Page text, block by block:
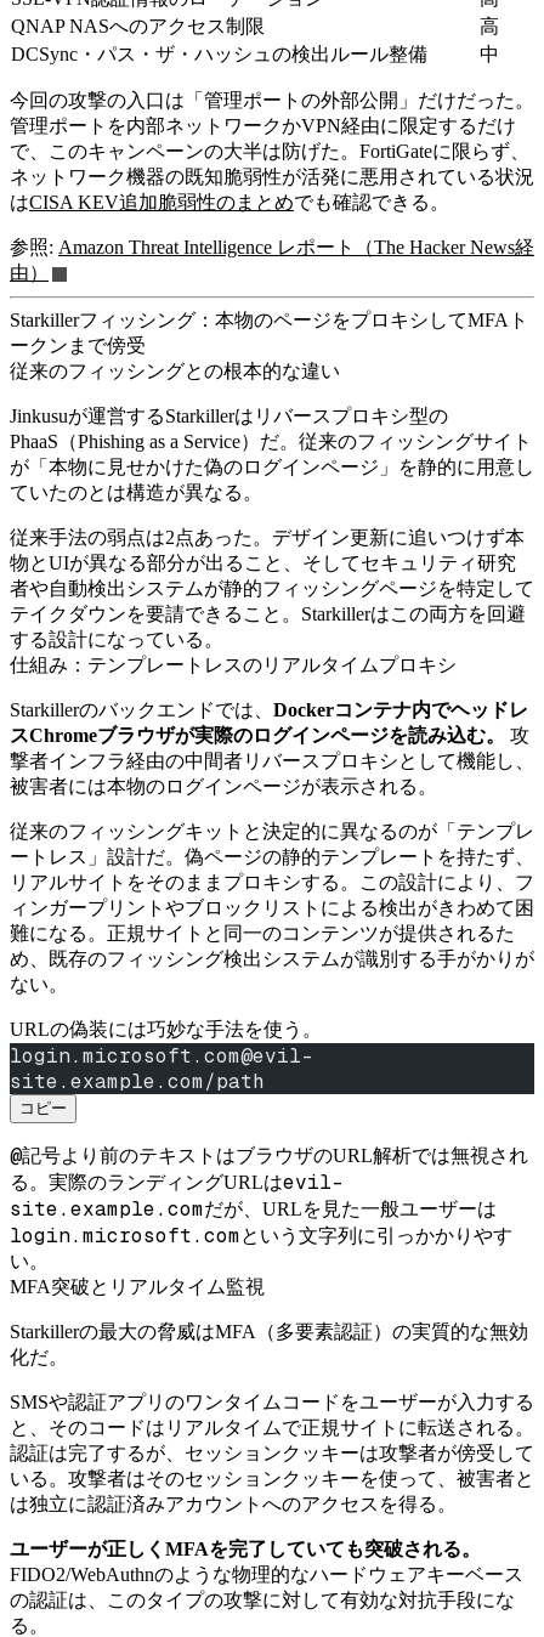
QNAP NASへのアクセス制限
高
DCSync・パス・ザ・ハッシュの検出ルール整備
中
今回の攻撃の入口は「管理ポートの外部公開」だけだった。
管理ポートを内部ネットワークかVPN経由に限定するだけ
で、このキャンペーンの大半は防げた。FortiGateに限らず、
ネットワーク機器の既知脆弱性が活発に悪用されている状況
はCISA KEV追加脆弱性のまとめでも確認できる。
参照: Amazon Threat Intelligence レポート（The Hacker News経
由）
Starkillerフィッシング：本物のページをプロキシしてMFAト
ークンまで傍受
従来のフィッシングとの根本的な違い
Jinkusuが運営するStarkillerはリバースプロキシ型の
PhaaS（Phishing as a Service）だ。従来のフィッシングサイト
が「本物に見せかけた偽のログインページ」を静的に用意し
ていたのとは構造が異なる。
従来手法の弱点は2点あった。デザイン更新に追いつけず本
物とUIが異なる部分が出ること、そしてセキュリティ研究
者や自動検出システムが静的フィッシングページを特定して
テイクダウンを要請できること。Starkillerはこの両方を回避
する設計になっている。
仕組み：テンプレートレスのリアルタイムプロキシ
Starkillerのバックエンドでは、 Dockerコンテナ内でヘッドレ
スChromeブラウザが実際のログインページを読み込む。
攻
撃者インフラ経由の中間者リバースプロキシとして機能し、
被害者には本物のログインページが表示される。
従来のフィッシングキットと決定的に異なるのが「テンプレ
ートレス」設計だ。偽ページの静的テンプレートを持たず、
リアルサイトをそのままプロキシする。この設計により、フ
ィンガープリントやブロックリストによる検出がきわめて困
難になる。正規サイトと同一のコンテンツが提供されるた
め、既存のフィッシング検出システムが識別する手がかりが
ない。
URLの偽装には巧妙な手法を使う。
login.microsoft.com@evil-
site.example.com/path
コピー
@記号より前のテキストはブラウザのURL解析では無視され
る。実際のランディングURLはevil-
site.example.comだが、URLを見た一般ユーザーは
login.microsoft.comという文字列に引っかかりやす
い。
MFA突破とリアルタイム監視
Starkillerの最大の脅威はMFA（多要素認証）の実質的な無効
化だ。
SMSや認証アプリのワンタイムコードをユーザーが入力する
と、そのコードはリアルタイムで正規サイトに転送される。
認証は完了するが、セッションクッキーは攻撃者が傍受して
いる。攻撃者はそのセッションクッキーを使って、被害者と
は独立に認証済みアカウントへのアクセスを得る。
ユーザーが正しくMFAを完了していても突破される。
FIDO2/WebAuthnのような物理的なハードウェアキーベース
の認証は、このタイプの攻撃に対して有効な対抗手段にな
る。